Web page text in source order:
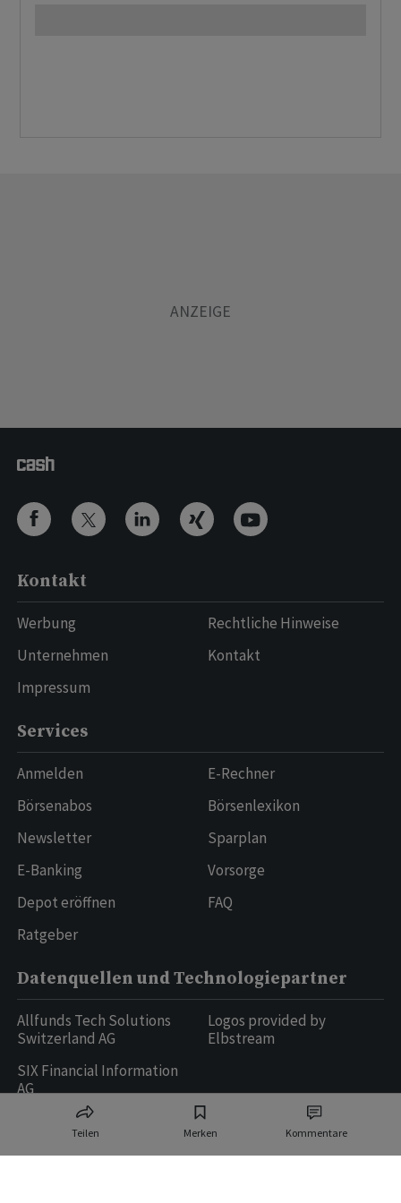
Teilen Merken Kommentare
Kontakt
Werbung
Unternehmen
Impressum
Rechtliche Hinweise
Kontakt
Services
Anmelden
Börsenabos
Newsletter
E-Banking
Depot eröffnen
Ratgeber
E-Rechner
Börsenlexikon
Sparplan
Vorsorge
FAQ
Datenquellen und Technologiepartner
Allfunds Tech Solutions
Switzerland AG
SIX Financial Information
AG
Logos provided by
Elbstream
Ringier AG | Ringier Medien Schweiz